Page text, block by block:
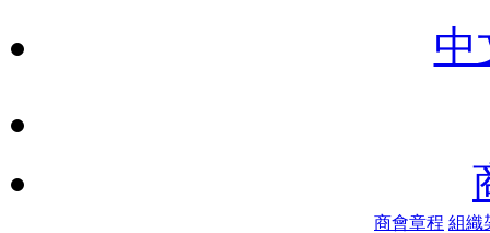
中
商會章程 組織